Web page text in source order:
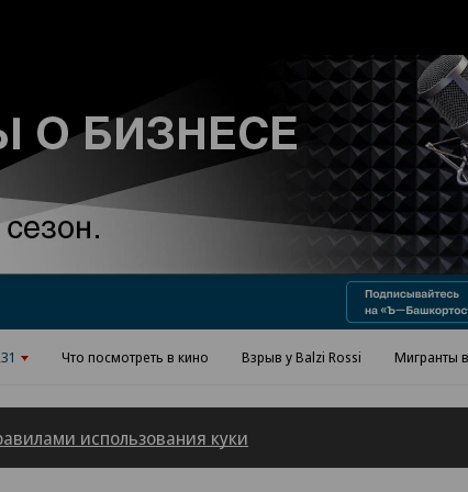
Реклама в «Ъ» www.kommersant.ru/ad
Что посмотреть в кино Взрыв у Balzi Rossi Мигранты
использования куки